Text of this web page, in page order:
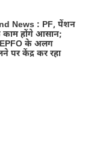
News : PF, पेंशन
होंगे आसान;
EPFO के अलग
पर केंद्र कर रहा